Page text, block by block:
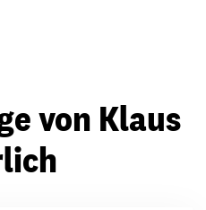
von Klaus